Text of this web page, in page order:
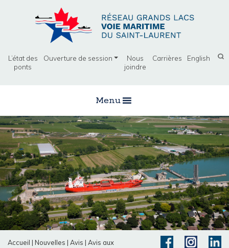
L’état des
ponts
Ouverture de session
Nous
joindre
Carrières English
Menu
Accueil | Nouvelles | Avis | Avis aux